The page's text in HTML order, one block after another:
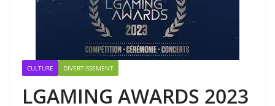
CULTURE DIVERTISSEMENT
LGAMING AWARDS 2023